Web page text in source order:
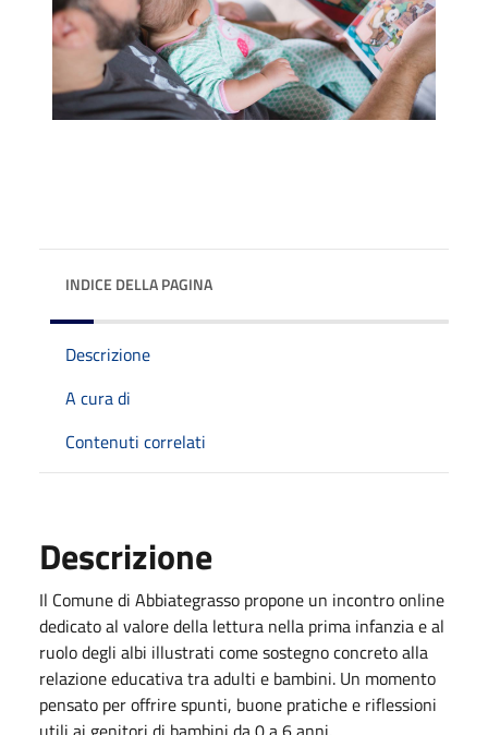
INDICE DELLA PAGINA
Descrizione
A cura di
Contenuti correlati
Descrizione
Il Comune di Abbiategrasso propone un incontro online
dedicato al valore della lettura nella prima infanzia e al
ruolo degli albi illustrati come sostegno concreto alla
relazione educativa tra adulti e bambini. Un momento
pensato per offrire spunti, buone pratiche e riflessioni